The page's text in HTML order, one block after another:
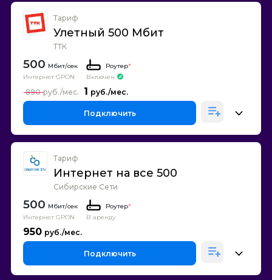
Тариф
Улетный 500 Мбит
ТТК
500
Интернет GPON
Роутер*
Включен
1
890
Подключить
Тариф
Интернет на все 500
Сибирские Сети
500
Интернет GPON
Роутер*
В аренду
950
Подключить